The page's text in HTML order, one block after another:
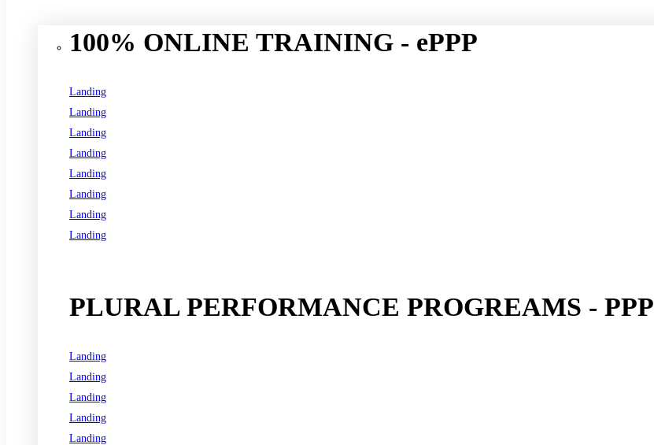
100% ONLINE TRAINING - ePPP
Landing
Landing
Landing
Landing
Landing
Landing
Landing
Landing
PLURAL PERFORMANCE PROGREAMS - PPP
Landing
Landing
Landing
Landing
Landing